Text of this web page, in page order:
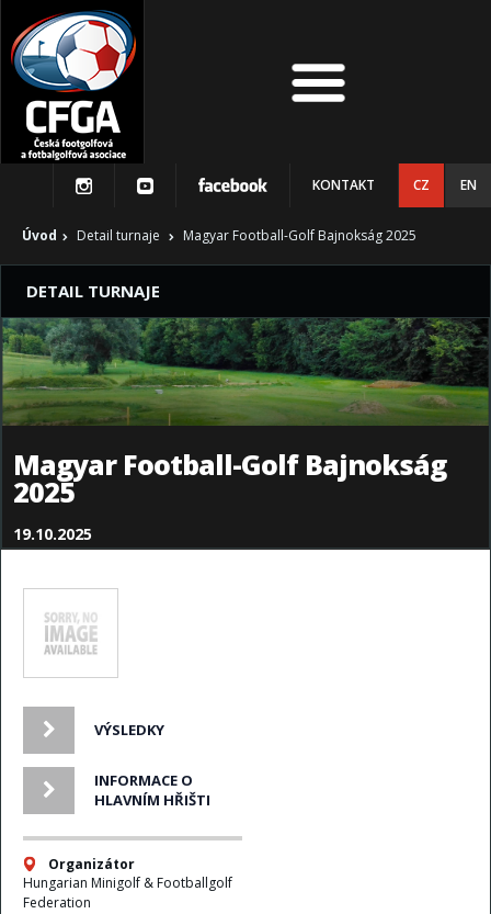
KONTAKT CZ EN
Úvod Detail turnaje Magyar Football-Golf Bajnokság 2025
DETAIL TURNAJE
Magyar Football-Golf Bajnokság
2025
19.10.2025
VÝSLEDKY
INFORMACE O
HLAVNÍM HŘIŠTI
Organizátor
Hungarian Minigolf & Footballgolf
Federation